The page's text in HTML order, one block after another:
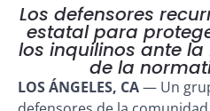
Los defensores
estatal para
los inquilinos ante
de la
LOS ÁNGELES, CA— Un